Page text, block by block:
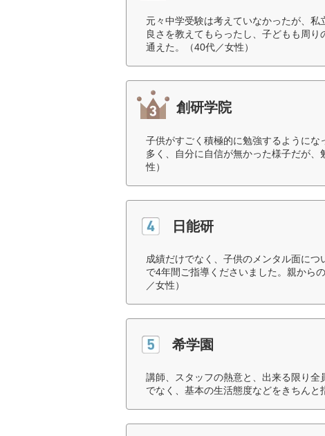
元々中学受験は考えていなかったが、
良さを教えてもらったし、子どもも周
通えた。（40代／女性）
創研学院
子供がすごく積極的に勉強するように
多く、自分に自信が無かった様子だが
性）
日能研
成績だけでなく、子供のメンタル面に
で4年間ご指導くださいました。親から
／女性）
希学園
講師、スタッフの熱意と、出来る限り
でなく、基本の生活態度などをきちんと